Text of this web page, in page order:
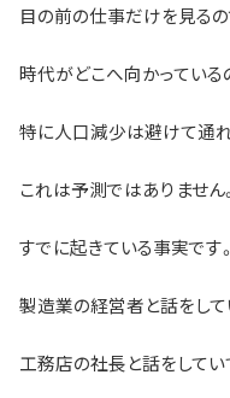
目の前の仕事だけを見るの
時代がどこへ向かっている
特に人口減少は避けて通
これは予測ではありません。
すでに起きている事実です。
製造業の経営者と話をして
工務店の社長と話をしてい